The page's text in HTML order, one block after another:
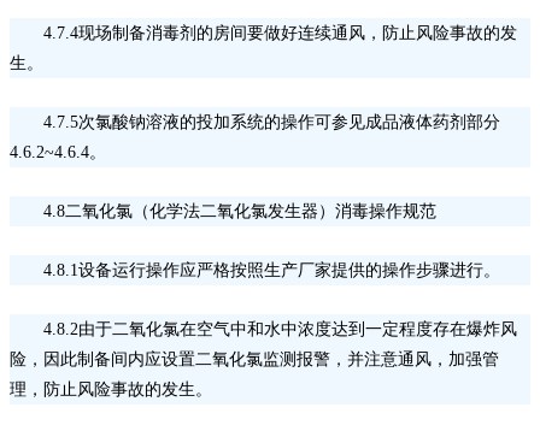
4.7.4现场制备消毒剂的房间要做好连续通风，防止风险事故的发
生。
4.7.5次氯酸钠溶液的投加系统的操作可参见成品液体药剂部分
4.6.2~4.6.4。
4.8二氧化氯（化学法二氧化氯发生器）消毒操作规范
4.8.1设备运行操作应严格按照生产厂家提供的操作步骤进行。
4.8.2由于二氧化氯在空气中和水中浓度达到一定程度存在爆炸风
险，因此制备间内应设置二氧化氯监测报警，并注意通风，加强管
理，防止风险事故的发生。